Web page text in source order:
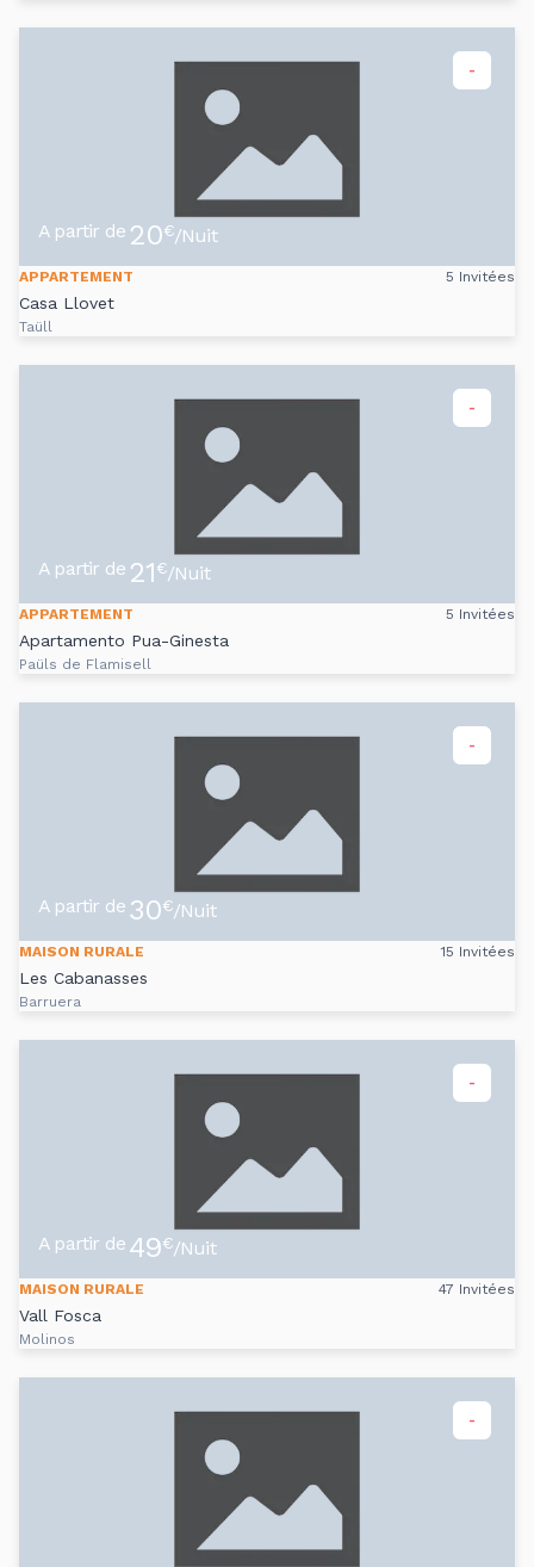
-
A partir de 20€/Nuit
APPARTEMENT 5 Invitées
Casa Llovet
Taüll
-
A partir de 21€/Nuit
APPARTEMENT 5 Invitées
Apartamento Pua-Ginesta
Paüls de Flamisell
-
A partir de 30€/Nuit
MAISON RURALE 15 Invitées
Les Cabanasses
Barruera
-
A partir de 49€/Nuit
MAISON RURALE 47 Invitées
Vall Fosca
Molinos
-